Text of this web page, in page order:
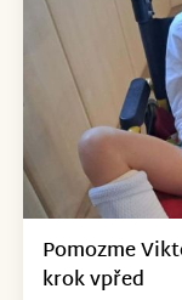
Pomozme
krok vpřed